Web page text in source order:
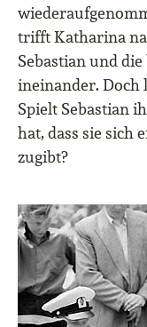
trifft Katharina
Sebastian und
ineinander.
Spielt Sebastian
hat, dass sie sich
zugibt?